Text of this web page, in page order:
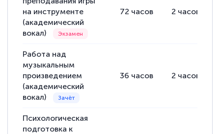
на инструменте
(академический
вокал)
72 часов 2 часов
Работа над
музыкальным
произведением
(академический
вокал)
36 часов 2 часов
Психологическая
подготовка к